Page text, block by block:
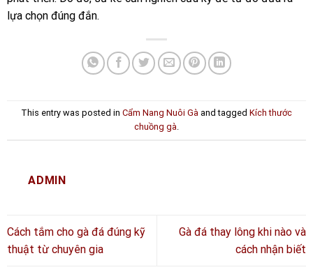
lựa chọn đúng đắn.
This entry was posted in Cẩm Nang Nuôi Gà and tagged Kích thước
chuồng gà
ADMIN
Cách tắm cho gà đá đúng kỹ
thuật từ chuyên gia
Gà đá thay lông khi nào và
cách nhận biết